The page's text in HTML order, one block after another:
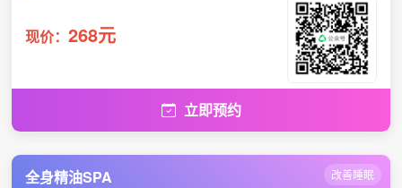
现价： 268元
立即预约
全身精油SPA 改善睡眠